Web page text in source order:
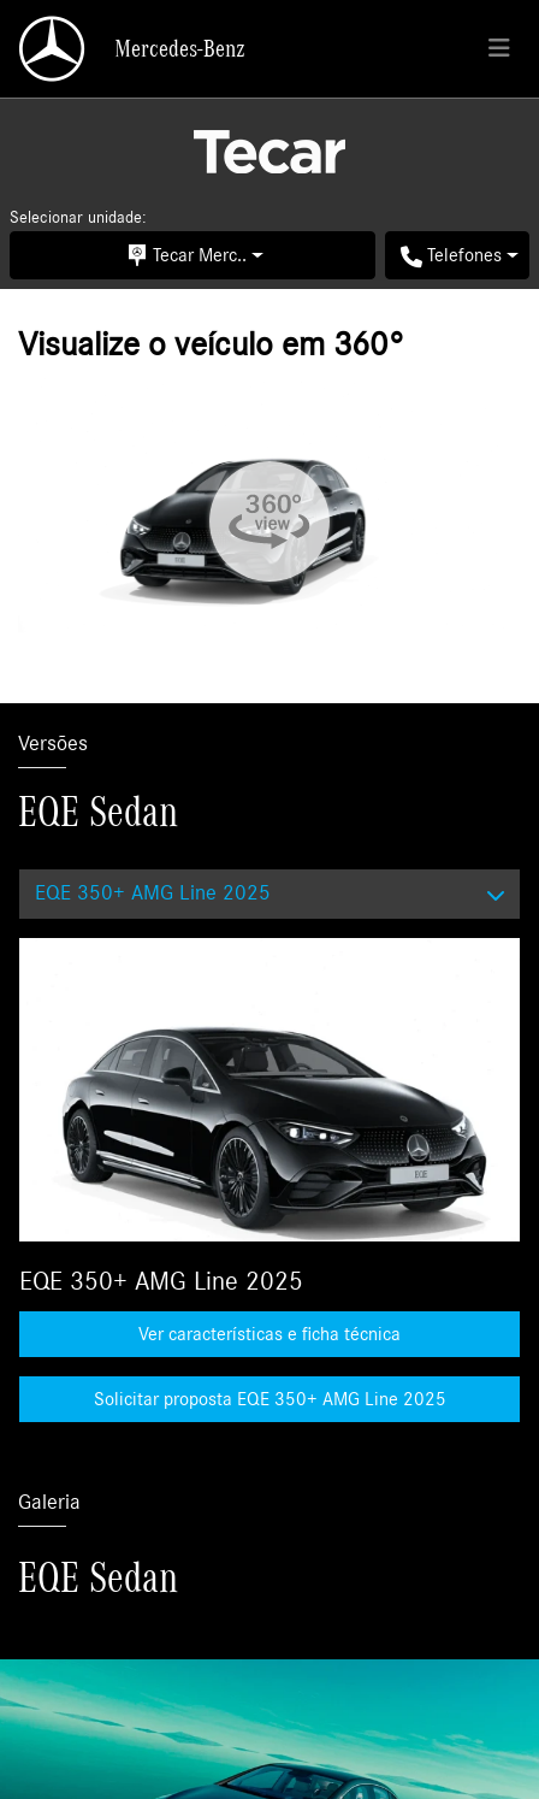
Mercedes-Benz
Selecionar unidade:
Tecar Merc.. Telefones
Visualize o veículo em 360°
Versões
EQE Sedan
EQE 350+ AMG Line 2025
EQE 350+ AMG Line 2025
Ver características e ficha técnica
Solicitar proposta EQE 350+ AMG Line 2025
Galeria
EQE Sedan
Mercedes-Benz